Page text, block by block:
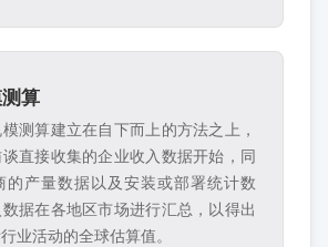
算
测算建立在自下而上的方法之上，
直接收集的企业收入数据开始，同
的产量数据以及安装或部署统计数
据在各地区市场进行汇总，以得出
业活动的全球估算值。